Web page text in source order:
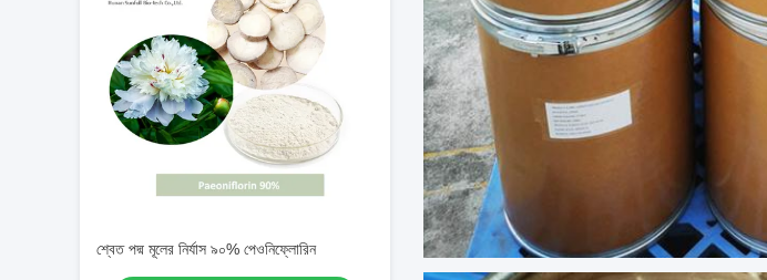
শ্বেত পদ্ম মূলের নির্যাস ৯০% পেওনিফ্লোরিন